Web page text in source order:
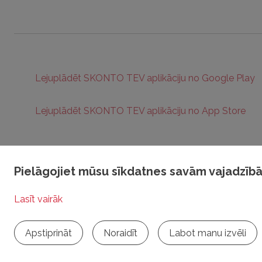
Lejuplādēt SKONTO TEV aplikāciju no Google Play
Lejuplādēt SKONTO TEV aplikāciju no App Store
Pielāgojiet mūsu sīkdatnes savām
Apstiprināt Noraidīt Labot manu izvēli